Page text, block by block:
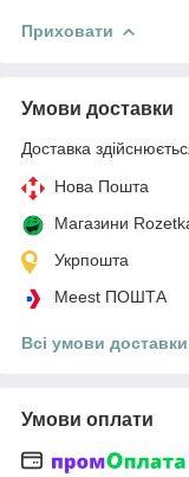
Приховати
Умови доставки
Доставка
Нова Пошта
Магазини
Укрпошта
Meest ПОШТА
Всі умови доставки
Умови оплати